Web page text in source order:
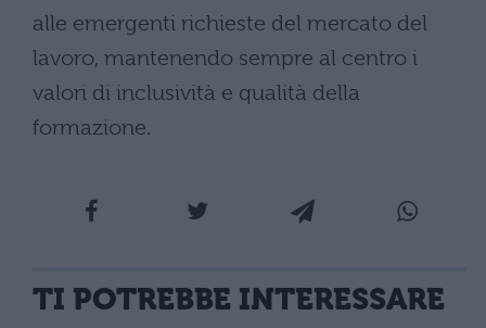
alle emergenti richieste del mercato del
lavoro, mantenendo sempre al centro i
valori di inclusività e qualità della
formazione.
TI POTREBBE INTERESSARE